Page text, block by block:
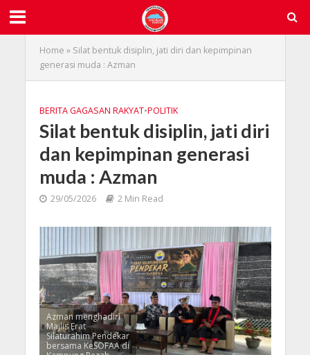
Home » Silat bentuk disiplin, jati diri dan kepimpinan
generasi muda : Azman
BERITA GAGASAN RAKYAT•POLITIK
Silat bentuk disiplin, jati diri
dan kepimpinan generasi
muda : Azman
29/05/2026 2 Min Read
Azman menghadiri
Majlis Erat
Silaturahim Pendekar
bersama KeSOFAA di